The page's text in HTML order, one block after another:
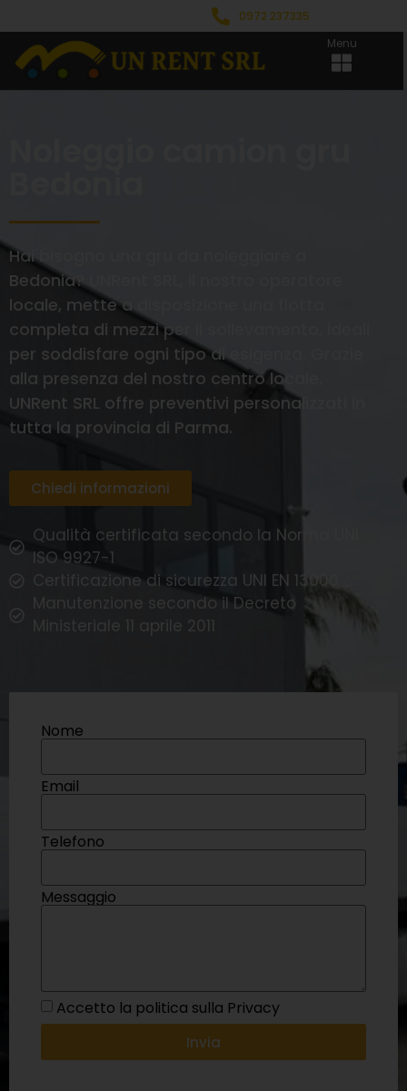
0972 237335
Menu
Hai bisogno una gru da noleggiare a
Bedonia? UNRent SRL, il nostro operatore
locale, mette a disposizione una flotta
completa di mezzi per il sollevamento, ideali
per soddisfare ogni tipo di esigenza. Grazie
alla presenza del nostro centro locale,
UNRent SRL offre preventivi personalizzati in
tutta la provincia di Parma.
Chiedi informazioni
Qualità certificata secondo la Norma UNI
ISO 9927-1
Certificazione di sicurezza UNI EN 13000
Manutenzione secondo il Decreto
Ministeriale 11 aprile 2011
Nome
Email
Telefono
Messaggio
Accetto la politica sulla Privacy
Invia